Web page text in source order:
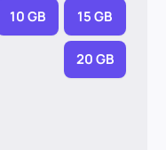
10 GB 15 GB
20 GB